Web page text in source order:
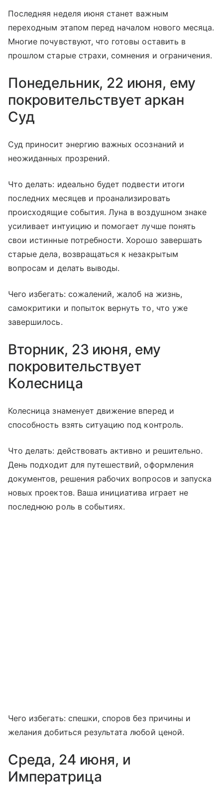
Последняя неделя июня станет важным
переходным этапом перед началом нового месяца.
Многие почувствуют, что готовы оставить в
прошлом старые страхи, сомнения и ограничения.
Понедельник, 22 июня, ему
покровительствует аркан
Суд
Суд приносит энергию важных осознаний и
неожиданных прозрений.
Что делать: идеально будет подвести итоги
последних месяцев и проанализировать
происходящие события. Луна в воздушном знаке
усиливает интуицию и помогает лучше понять
свои истинные потребности. Хорошо завершать
старые дела, возвращаться к незакрытым
вопросам и делать выводы.
Чего избегать: сожалений, жалоб на жизнь,
самокритики и попыток вернуть то, что уже
завершилось.
Вторник, 23 июня, ему
покровительствует
Колесница
Колесница знаменует движение вперед и
способность взять ситуацию под контроль.
Что делать: действовать активно и решительно.
День подходит для путешествий, оформления
документов, решения рабочих вопросов и запуска
новых проектов. Ваша инициатива играет не
последнюю роль в событиях.
Чего избегать: спешки, споров без причины и
желания добиться результата любой ценой.
Среда, 24 июня, и
Императрица